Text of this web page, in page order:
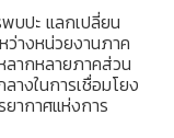
บปะ แลกเปลี่ยน
ว่างหน่วยงานภาค
ลากหลายภาคส่วน
างในการเชื่อมโยง
ากาศแห่งการ